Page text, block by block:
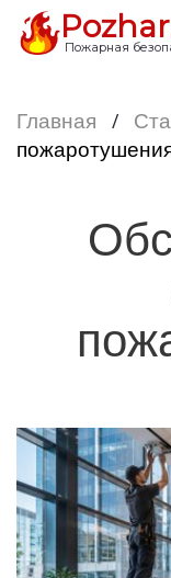
Пожарная
Главная /